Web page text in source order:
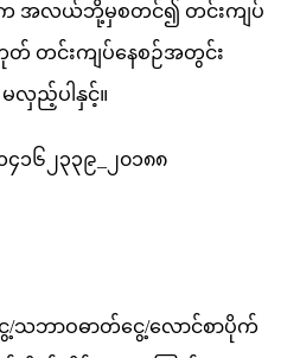
ါက အလယ်ဘို့မှစတင်၍ တင်းကျပ်
တ် တင်းကျပ်နေစဉ်အတွင်း
လှည့်ပါနှင့်။
/သဘာဝဓာတ်ငွေ့/လောင်စာပိုက်